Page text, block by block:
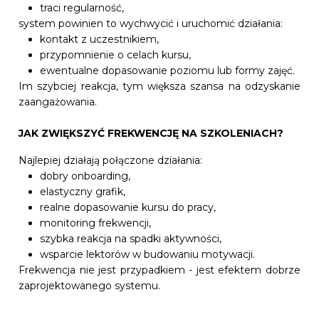
traci regularność,
system powinien to wychwycić i uruchomić działania:
kontakt z uczestnikiem,
przypomnienie o celach kursu,
ewentualne dopasowanie poziomu lub formy zajęć.
Im szybciej reakcja, tym większa szansa na odzyskanie
zaangażowania.
JAK ZWIĘKSZYĆ FREKWENCJĘ NA SZKOLENIACH?
Najlepiej działają połączone działania:
dobry onboarding,
elastyczny grafik,
realne dopasowanie kursu do pracy,
monitoring frekwencji,
szybka reakcja na spadki aktywności,
wsparcie lektorów w budowaniu motywacji.
Frekwencja nie jest przypadkiem - jest efektem dobrze
zaprojektowanego systemu.